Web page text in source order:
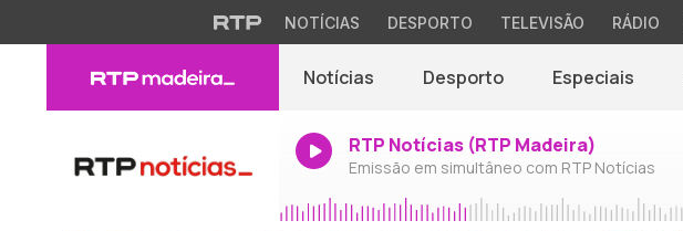
NOTÍCIAS DESPORTO TELEVISÃO RÁDIO
Notícias Desporto Especiais
RTP Notícias (RTP Madeira)
Emissão em simultâneo com RTP Notícias